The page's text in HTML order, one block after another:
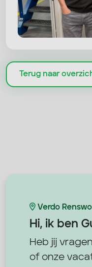
Terug naar
Verdo
Hi, ik ben
Heb jij
of onze